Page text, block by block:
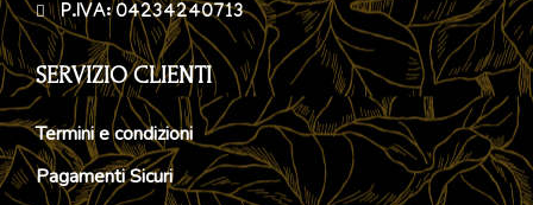
P.IVA: 04234240713
SERVIZIO CLIENTI
Termini e condizioni
Pagamenti Sicuri